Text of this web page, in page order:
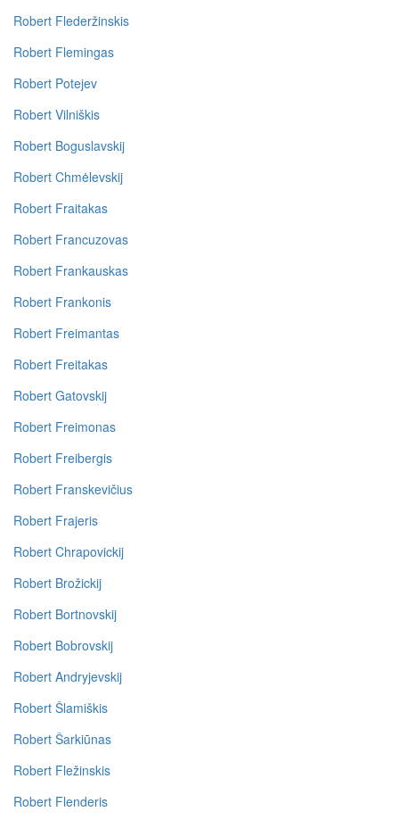
Robert Flederžinskis
Robert Flemingas
Robert Potejev
Robert Vilniškis
Robert Boguslavskij
Robert Chmėlevskij
Robert Fraitakas
Robert Francuzovas
Robert Frankauskas
Robert Frankonis
Robert Freimantas
Robert Freitakas
Robert Gatovskij
Robert Freimonas
Robert Freibergis
Robert Franskevičius
Robert Frajeris
Robert Chrapovickij
Robert Brožickij
Robert Bortnovskij
Robert Bobrovskij
Robert Andryjevskij
Robert Šlamiškis
Robert Šarkiūnas
Robert Fležinskis
Robert Flenderis